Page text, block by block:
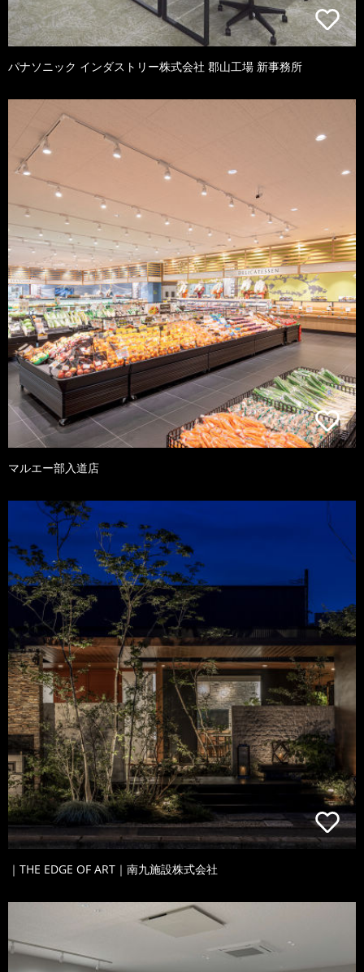
パナソニック インダストリー株式会社 郡山工場 新事務所
マルエー部入道店
｜THE EDGE OF ART｜南九施設株式会社